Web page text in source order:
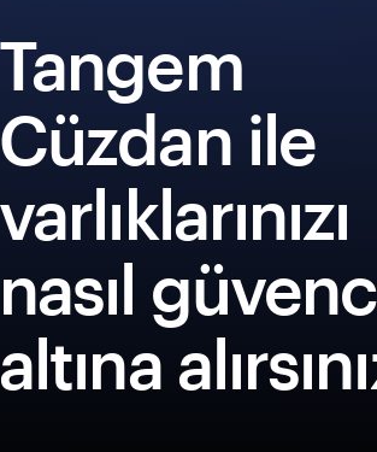
Tangem
Cüzdan ile
varlıklarınızı
nasıl
altına